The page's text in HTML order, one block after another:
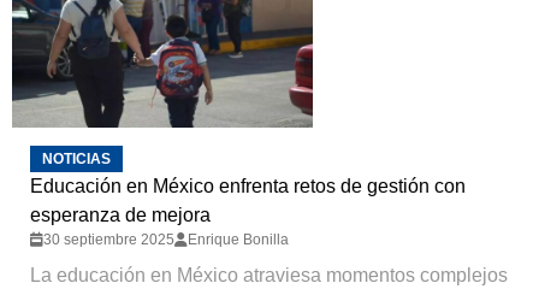
NOTICIAS
Educación en México enfrenta retos de gestión con
esperanza de mejora
30 septiembre 2025 Enrique Bonilla
La educación en México atraviesa momentos complejos